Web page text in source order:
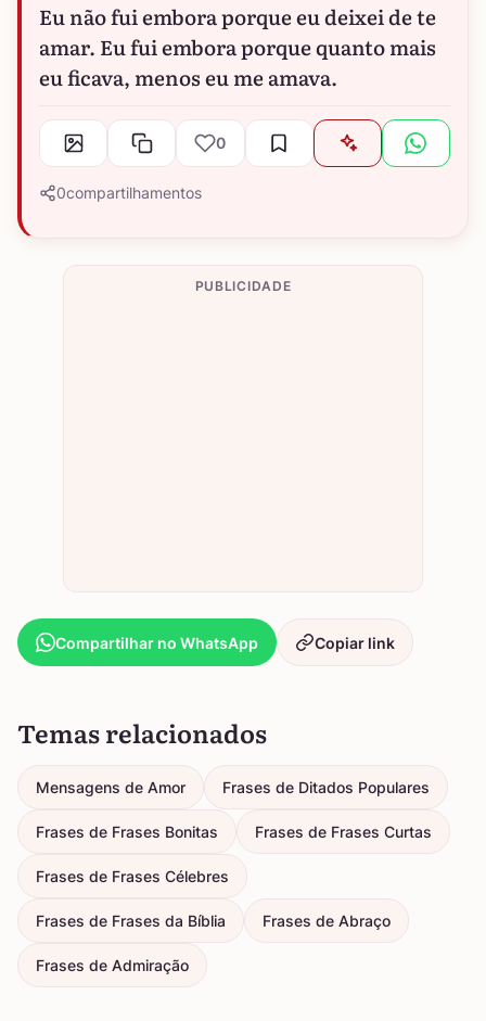
Eu não fui embora porque eu deixei de te
amar. Eu fui embora porque quanto mais
eu ficava, menos eu me amava.
0
0compartilhamentos
PUBLICIDADE
Compartilhar no WhatsApp Copiar link
Temas relacionados
Mensagens de Amor Frases de Ditados Populares
Frases de Frases Bonitas Frases de Frases Curtas
Frases de Frases Célebres
Frases de Frases da Bíblia Frases de Abraço
Frases de Admiração